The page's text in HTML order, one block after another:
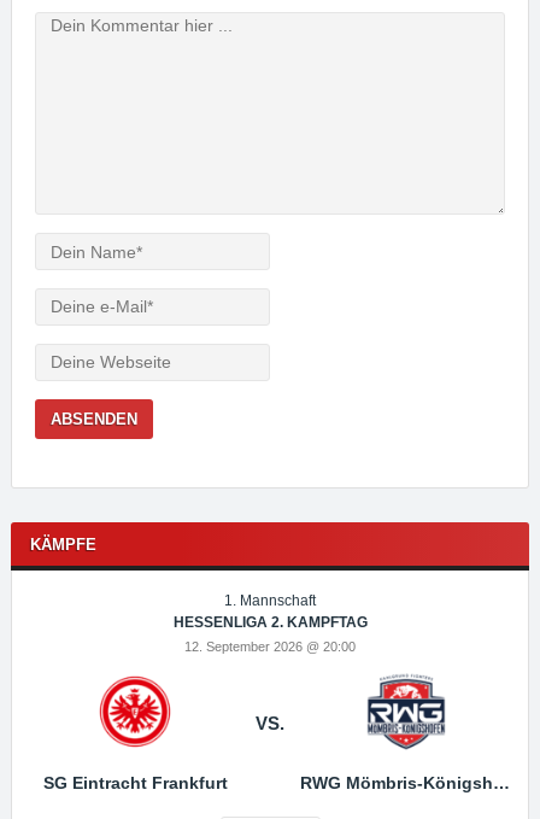
Verfasser
Mail
Webseite
KÄMPFE
1. Mannschaft
HESSENLIGA 2. KAMPFTAG
12. September 2026 @ 20:00
SG Eintracht Frankfurt
VS.
RWG Mömbris-Königshofen